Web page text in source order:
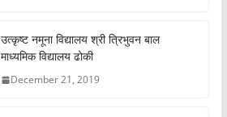
उत्कृष्ट नमूना विद्यालय श्री त्रिभुवन बाल
माध्यमिक विद्यालय ढोकी
December 21, 2019